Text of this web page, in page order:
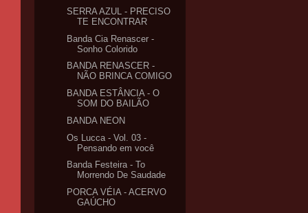
SERRA AZUL - PRECISO
TE ENCONTRAR
Banda Cia Renascer -
Sonho Colorido
BANDA RENASCER -
NÃO BRINCA COMIGO
BANDA ESTÂNCIA - O
SOM DO BAILÃO
BANDA NEON
Os Lucca - Vol. 03 -
Pensando em você
Banda Festeira - To
Morrendo De Saudade
PORCA VÉIA - ACERVO
GAÚCHO